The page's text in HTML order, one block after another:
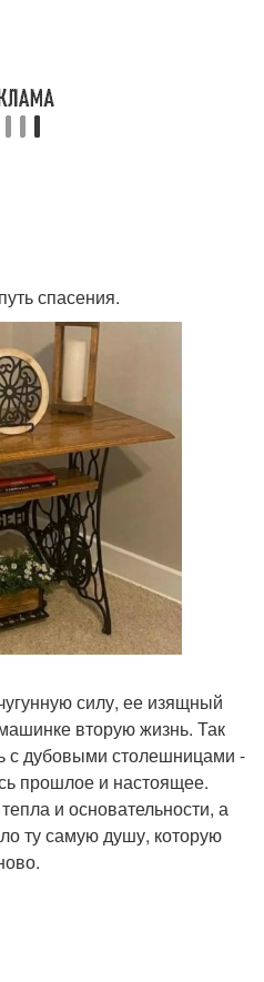
спасения.
силу, ее изящный
вторую жизнь. Так
с дубовыми столешницами -
прошлое и настоящее.
и основательности, а
ту самую душу, которую